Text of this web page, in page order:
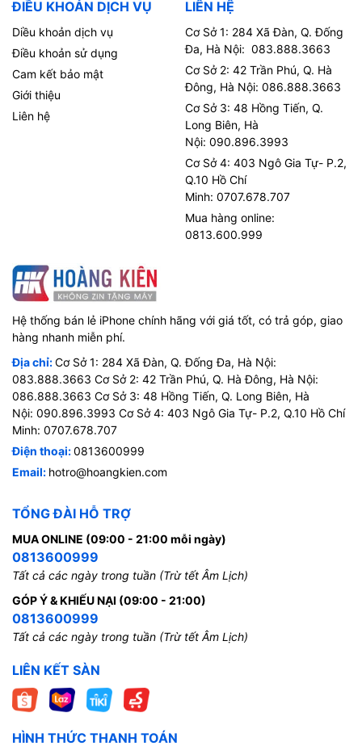
ĐIỀU KHOẢN DỊCH VỤ
Diều khoản dịch vụ
Điều khoản sử dụng
Cam kết bảo mật
Giới thiệu
Liên hệ
LIÊN HỆ
Cơ Sở 1: 284 Xã Đàn, Q. Đống
Đa, Hà Nội: 083.888.3663
Cơ Sở 2: 42 Trần Phú, Q. Hà
Đông, Hà Nội: 086.888.3663
Cơ Sở 3: 48 Hồng Tiến, Q.
Long Biên, Hà
Nội: 090.896.3993
Cơ Sở 4: 403 Ngô Gia Tự- P.2,
Q.10 Hồ Chí
Minh: 0707.678.707
Mua hàng online:
0813.600.999
Hệ thống bán lẻ iPhone chính hãng với giá tốt, có trả góp, giao
hàng nhanh miễn phí.
Địa chỉ:Cơ Sở 1: 284 Xã Đàn, Q. Đống Đa, Hà Nội:
083.888.3663 Cơ Sở 2: 42 Trần Phú, Q. Hà Đông, Hà Nội:
086.888.3663 Cơ Sở 3: 48 Hồng Tiến, Q. Long Biên, Hà
Nội: 090.896.3993 Cơ Sở 4: 403 Ngô Gia Tự- P.2, Q.10 Hồ Chí
Minh: 0707.678.707
Điện thoại:0813600999
Email: hotro@hoangkien.com
TỔNG ĐÀI HỖ TRỢ
MUA ONLINE (09:00 - 21:00 mỗi ngày)
0813600999
Tất cả các ngày trong tuần (Trừ tết Âm Lịch)
GÓP Ý & KHIẾU NẠI (09:00 - 21:00)
0813600999
Tất cả các ngày trong tuần (Trừ tết Âm Lịch)
LIÊN KẾT SÀN
HÌNH THỨC THANH TOÁN